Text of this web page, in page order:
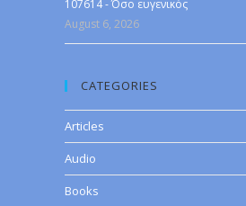
107614 - Όσο ευγενικός
August 6, 2026
CATEGORIES
Articles
Audio
Books